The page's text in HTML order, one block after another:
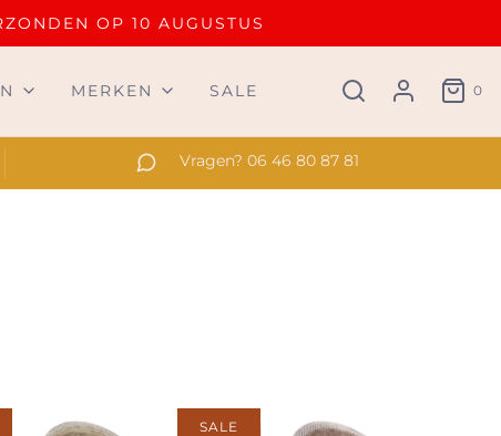
OP 10 AUGUSTUS
MERKEN SALE 0
Vragen? 06 46 80 87 81
SALE